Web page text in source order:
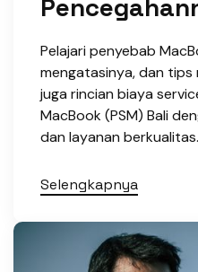
Pelajari penyebab
mengatasinya, dan tips
juga rincian biaya
MacBook (PSM) Bali
dan layanan berkualitas.
Selengkapnya